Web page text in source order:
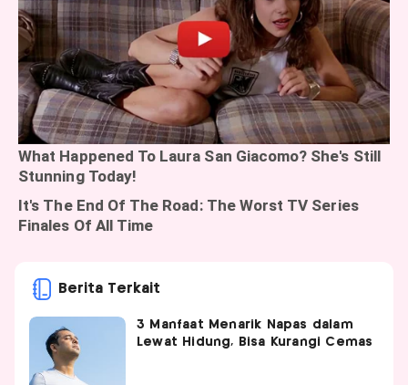
Berita Terkait
3 Manfaat Menarik Napas dalam
Lewat Hidung, Bisa Kurangi Cemas